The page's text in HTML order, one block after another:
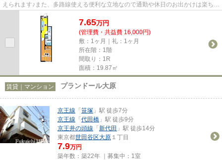
えられます♪また、多路線使える便利な立地なので通勤や休日のお出かけは楽ちん
です☆人気の閑静なエリアと...
7.65万円
(管理費・共益費 16,000円)
敷：1ヶ月｜礼：1ヶ月
所在階：1階
間取り：1R
面積：19.87㎡
賃貸｜マンション プランドール大原
京王線 「笹塚 」駅 徒歩7分
京王線 「代田橋 」駅 徒歩9分
京王井の頭線 「新代田 」駅 徒歩14分
東京都世田谷区大原 １丁目
7.9万円
築年数：築22年 ｜募集中： 1室